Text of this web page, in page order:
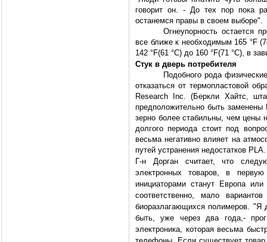
говорит он. - До тех пор пока
останемся правы в своем выборе".
Огнеупорность остается
все ближе к необходимым 165 °F
142 °F(61 °C) до 160 °F(71 °C), в
Стук в дверь потребителя
Подобного рода
отказаться от термопластовой
Research Inc. (Беркли Хайтс,
предположительно быть
зерно более стабильны, чем цены
долгого периода стоит под
весьма негативно влияет на
путей устранения недостатков PLA.
Г-н Дорган считает, что
электронных товаров, в
инициаторами станут Европа
соответственно, мало
биоразлагающихся полимеров. "Я
быть, уже через два года,-
электроника, которая весьма